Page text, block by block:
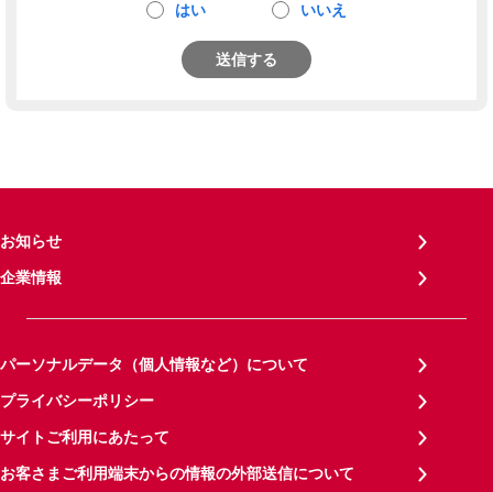
はい いいえ
送信する
お知らせ
企業情報
パーソナルデータ（個人情報など）について
プライバシーポリシー
サイトご利用にあたって
お客さまご利用端末からの情報の外部送信について